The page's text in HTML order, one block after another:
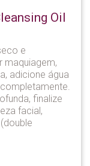
Oil
e
maquiagem,
adicione água
finalize
facial,